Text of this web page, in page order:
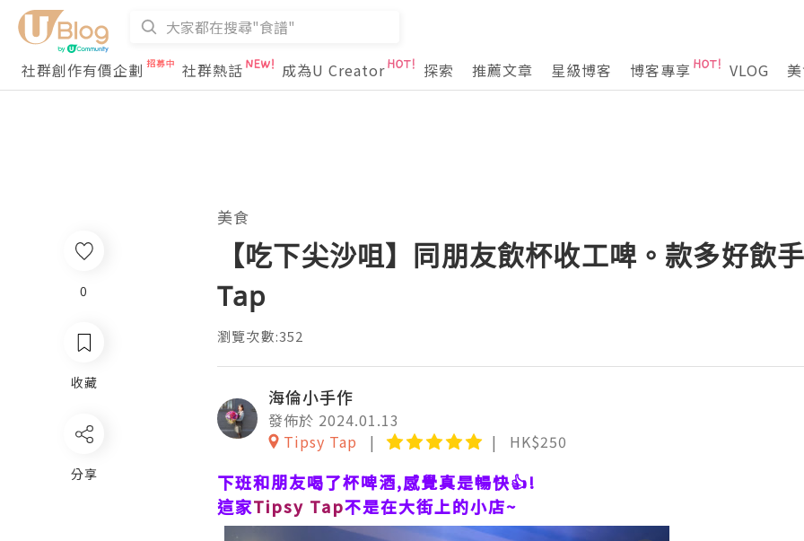
社群創作有價企劃 社群熱話 成為U Creator 探索 推薦文章 星級博客 博客專享 VLOG
0
收藏
分享
美食
【吃下尖沙咀】同朋友飲杯收工啤。款多好飲
Tap
瀏覽次數:352
海倫小手作
發佈於 2024.01.13
Tipsy Tap
HK$250
下班和朋友喝了杯啤酒,感覺真是暢快👍!
這家Tipsy Tap不是在大街上的小店~